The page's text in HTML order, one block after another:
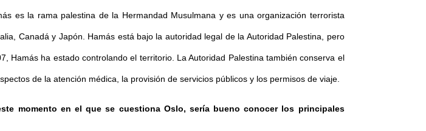
es la rama palestina de la Hermandad Musulmana y es una organización terrorista
Canadá y Japón. Hamás está bajo la autoridad legal de la Autoridad Palestina, pero
Hamás ha estado controlando el territorio. La Autoridad Palestina también conserva el
de la atención médica, la provisión de servicios públicos y los permisos de viaje.
momento en el que se cuestiona Oslo, sería bueno conocer los principales